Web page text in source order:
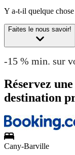
Y a-t-il quelque
Faites le nous savoir!
-15 % min. sur
Réservez
destination
Cany-Barville